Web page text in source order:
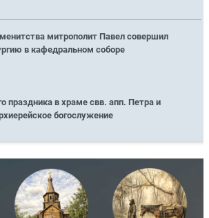
митрополит Павел совершил
в кафедральном соборе
праздника в храме свв. апп. Петра и
богослужение